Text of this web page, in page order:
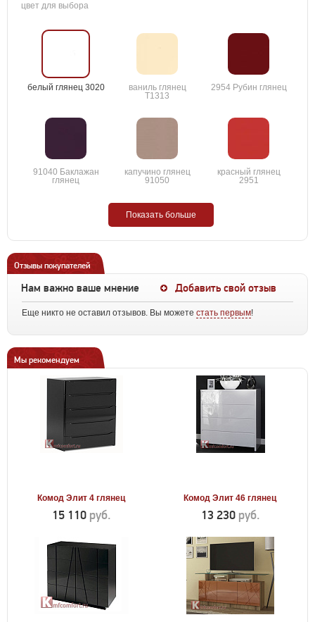
цвет для выбора
белый глянец 3020
ваниль глянец
T1313
2954 Рубин глянец
91040 Баклажан
глянец
капучино глянец
91050
красный глянец
2951
Показать больше
Отзывы покупателей
Нам важно ваше мнение Добавить свой отзыв
Еще никто не оставил отзывов. Вы можете стать первым!
Мы рекомендуем
Комод Элит 4 глянец
15 110 руб.
Комод Элит 46 глянец
13 230 руб.